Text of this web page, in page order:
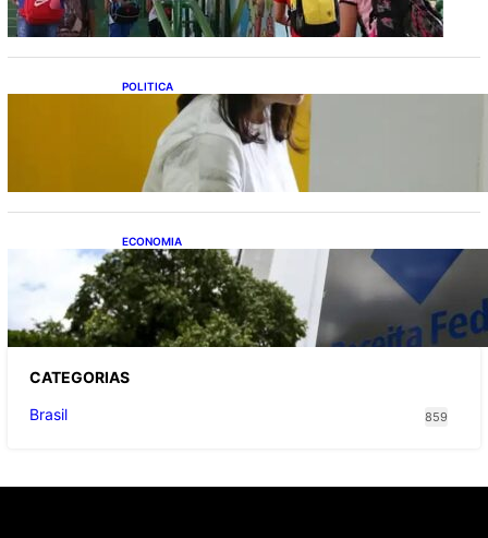
POLITICA
Justiça Eleitoral prevê orçamento de R$ 13,9
bilhões para 2027; proposta segue para
PLOA
ECONOMIA
Receita Federal: novo cronograma da
reforma tributária amplia prazo para o
Simples Nacional
CATEGORIAS
Brasil
859